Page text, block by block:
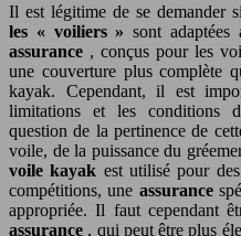
Il est légitime de se demander
les « voiliers » sont
assurance , conçus pour les
une couverture plus complète
kayak. Cependant, il est
limitations et les conditions
question de la pertinence de
voile, de la puissance du
voile kayak est utilisé pour
compétitions, une assurance
appropriée. Il faut cependant
assurance , qui peut être plus